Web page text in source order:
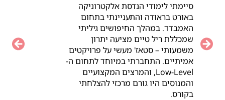
סיימתי לימודי הנדסת אלקטרוניקה
באורט בראודה והתעניינתי בתחום
האמבדד. במהלך החיפושים גיליתי
שמכללת ריל טיים מציעה יתרון
משמעותי – סטאז' מעשי על פרויקטים
אמיתיים. התחברתי במיוחד לתחום ה-
Low-Level, והמרצים המקצועיים
והמנוסים היו גורם מרכזי להצלחתי
בקורס.
Next